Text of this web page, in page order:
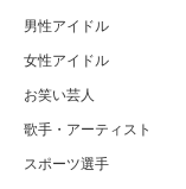
男性アイドル
女性アイドル
お笑い芸人
歌手・アーティスト
スポーツ選手